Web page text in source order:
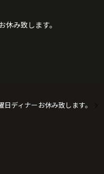
休み致します。
日ディナーお休み致します。